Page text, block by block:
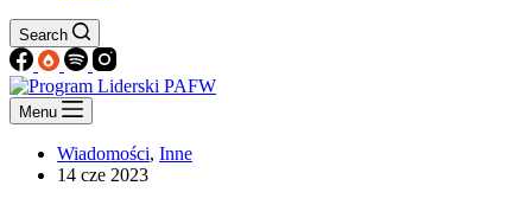
Search
Menu
Wiadomości, Inne
14 cze 2023